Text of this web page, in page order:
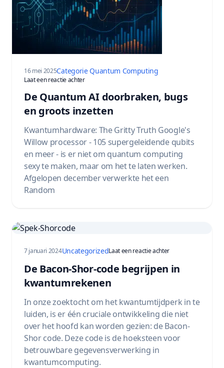
16 mei 2025Categorie Quantum Computing
Laat een reactie achterop The Quantum AI Breakthroughs, Bugs, and
De Quantum AI doorbraken, bugs
en groots inzetten
Kwantumhardware: The Gritty Truth Google's
Willow processor - 105 supergeleidende qubits
en meer - is er niet om quantum computing
sexy te maken, maar om het te laten werken.
Afgelopen december verwerkte het een
Random
7 januari 2024UncategorizedLaat een reactie achterop Understanding
De Bacon-Shor-code begrijpen in
kwantumrekenen
In onze zoektocht om het kwantumtijdperk in te
luiden, is er één cruciale ontwikkeling die niet
over het hoofd kan worden gezien: de Bacon-
Shor code. Deze code is de hoeksteen voor
betrouwbare gegevensverwerking in
kwantumcomputing.